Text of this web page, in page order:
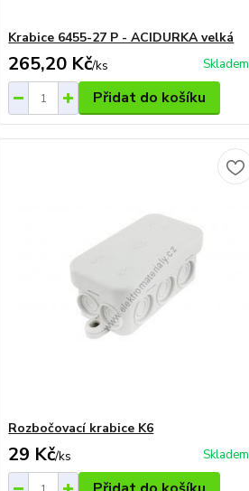
Krabice 6455-27 P - ACIDURKA velká
265,20 Kč/ks Skladem
Přidat do košíku
Rozbočovací krabice K6
29 Kč/ks Skladem